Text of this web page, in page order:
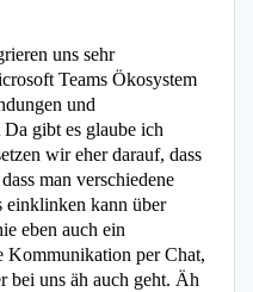
uns sehr
Teams Ökosystem
und
gibt es glaube ich
wir eher darauf, dass
man verschiedene
einklinken kann über
eben auch ein
Kommunikation per Chat,
bei uns äh auch geht. Äh